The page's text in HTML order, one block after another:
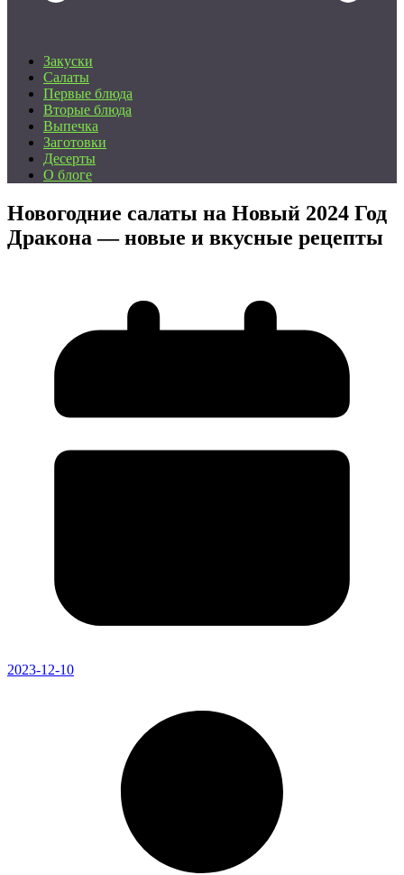
Закуски
Салаты
Первые блюда
Вторые блюда
Выпечка
Заготовки
Десерты
О блоге
Новогодние салаты на Новый 2024 Год
Дракона — новые и вкусные рецепты
2023-12-10